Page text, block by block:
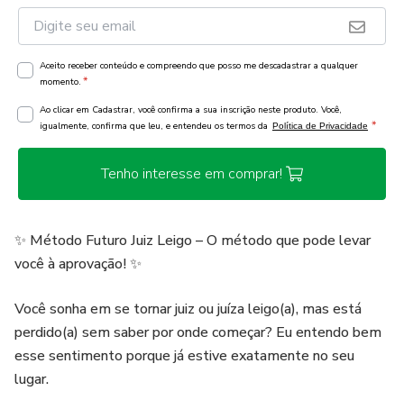
Aceito receber conteúdo e compreendo que posso me descadastrar a qualquer
momento. *
Ao clicar em Cadastrar, você confirma a sua inscrição neste produto. Você,
igualmente, confirma que leu, e entendeu os termos da Política de Privacidade *
Tenho interesse em comprar!
✨ Método Futuro Juiz Leigo – O método que pode levar
você à aprovação! ✨
Você sonha em se tornar juiz ou juíza leigo(a), mas está
perdido(a) sem saber por onde começar? Eu entendo bem
esse sentimento porque já estive exatamente no seu
lugar.